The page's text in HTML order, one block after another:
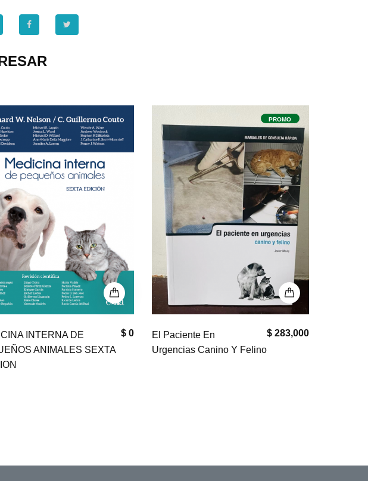
PROMO
$ 283,000
En
Canino Y Felino
PROMO
$ 830,000
Manual de Urgencias
en Pequeños Animales (2°, Edición)